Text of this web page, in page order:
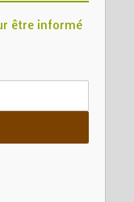
être informé